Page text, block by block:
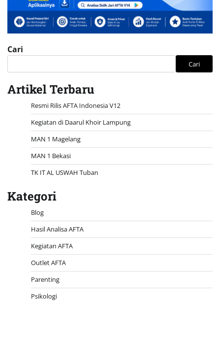
Cari
Cari
Artikel Terbaru
Resmi Rilis AFTA Indonesia V12
Kegiatan di Daarul Khoir Lampung
MAN 1 Magelang
MAN 1 Bekasi
TK IT AL USWAH Tuban
Kategori
Blog
Hasil Analisa AFTA
Kegiatan AFTA
Outlet AFTA
Parenting
Psikologi